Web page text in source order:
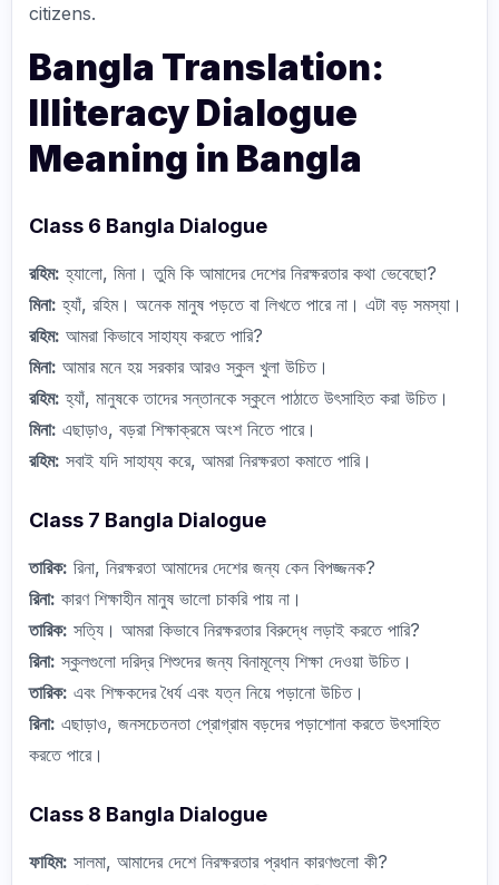
citizens.
Bangla Translation:
Illiteracy Dialogue
Meaning in Bangla
Class 6 Bangla Dialogue
রহিম: হ্যালো, মিনা। তুমি কি আমাদের দেশের নিরক্ষরতার কথা ভেবেছো?
মিনা: হ্যাঁ, রহিম। অনেক মানুষ পড়তে বা লিখতে পারে না। এটা বড় সমস্যা।
রহিম: আমরা কিভাবে সাহায্য করতে পারি?
মিনা: আমার মনে হয় সরকার আরও স্কুল খুলা উচিত।
রহিম: হ্যাঁ, মানুষকে তাদের সন্তানকে স্কুলে পাঠাতে উৎসাহিত করা উচিত।
মিনা: এছাড়াও, বড়রা শিক্ষাক্রমে অংশ নিতে পারে।
রহিম: সবাই যদি সাহায্য করে, আমরা নিরক্ষরতা কমাতে পারি।
Class 7 Bangla Dialogue
তারিক: রিনা, নিরক্ষরতা আমাদের দেশের জন্য কেন বিপজ্জনক?
রিনা: কারণ শিক্ষাহীন মানুষ ভালো চাকরি পায় না।
তারিক: সত্যি। আমরা কিভাবে নিরক্ষরতার বিরুদ্ধে লড়াই করতে পারি?
রিনা: স্কুলগুলো দরিদ্র শিশুদের জন্য বিনামূল্যে শিক্ষা দেওয়া উচিত।
তারিক: এবং শিক্ষকদের ধৈর্য এবং যত্ন নিয়ে পড়ানো উচিত।
রিনা: এছাড়াও, জনসচেতনতা প্রোগ্রাম বড়দের পড়াশোনা করতে উৎসাহিত
করতে পারে।
Class 8 Bangla Dialogue
ফাহিম: সালমা, আমাদের দেশে নিরক্ষরতার প্রধান কারণগুলো কী?